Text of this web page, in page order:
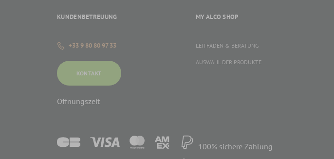
KUNDENBETREUUNG
+33 9 80 80 97 33
KONTAKT
Öffnungszeit
MY ALCO SHOP
LEITFÄDEN & BERATUNG
AUSWAHL DER PRODUKTE
100% sichere Zahlung